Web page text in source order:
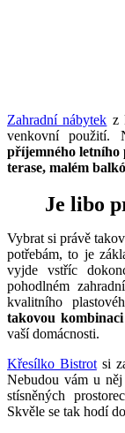
Zahradní nábytek z
venkovní použití.
příjemného letního
terase, malém
Je libo
Vybrat si právě
potřebám, to je
vyjde vstříc
pohodlném
kvalitního
takovou
vaší domácnosti.
Křesílko Bistrotsi
Nebudou vám u
stísněných
Skvěle se tak hodí